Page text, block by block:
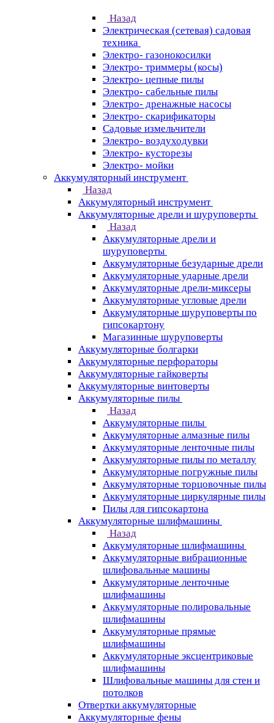
Назад
Электрическая (сетевая) садовая
техника
Электро- газонокосилки
Электро- триммеры (косы)
Электро- цепные пилы
Электро- сабельные пилы
Электро- дренажные насосы
Электро- скарификаторы
Садовые измельчители
Электро- воздуходувки
Электро- кусторезы
Электро- мойки
Аккумуляторный инструмент
Назад
Аккумуляторный инструмент
Аккумуляторные дрели и шуруповерты
Назад
Аккумуляторные дрели и
шуруповерты
Аккумуляторные безударные дрели
Аккумуляторные ударные дрели
Аккумуляторные дрели-миксеры
Аккумуляторные угловые дрели
Аккумуляторные шуруповерты по
гипсокартону
Магазинные шуруповерты
Аккумуляторные болгарки
Аккумуляторные перфораторы
Аккумуляторные гайковерты
Аккумуляторные винтоверты
Аккумуляторные пилы
Назад
Аккумуляторные пилы
Аккумуляторные алмазные пилы
Аккумуляторные ленточные пилы
Аккумуляторные пилы по металлу
Аккумуляторные погружные пилы
Аккумуляторные торцовочные пилы
Аккумуляторные циркулярные пилы
Пилы для гипсокартона
Аккумуляторные шлифмашины
Назад
Аккумуляторные шлифмашины
Аккумуляторные вибрационные
шлифовальные машины
Аккумуляторные ленточные
шлифмашины
Аккумуляторные полировальные
шлифмашины
Аккумуляторные прямые
шлифмашины
Аккумуляторные эксцентриковые
шлифмашины
Шлифовальные машины для стен и
потолков
Отвертки аккумуляторные
Аккумуляторные фены